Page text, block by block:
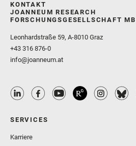
KONTAKT
JOANNEUM RESEARCH
FORSCHUNGSGESELLSCHAFT
Leonhardstraße 59, A-8010 Graz
+43 316 876-0
info@joanneum.at
SERVICES
Karriere